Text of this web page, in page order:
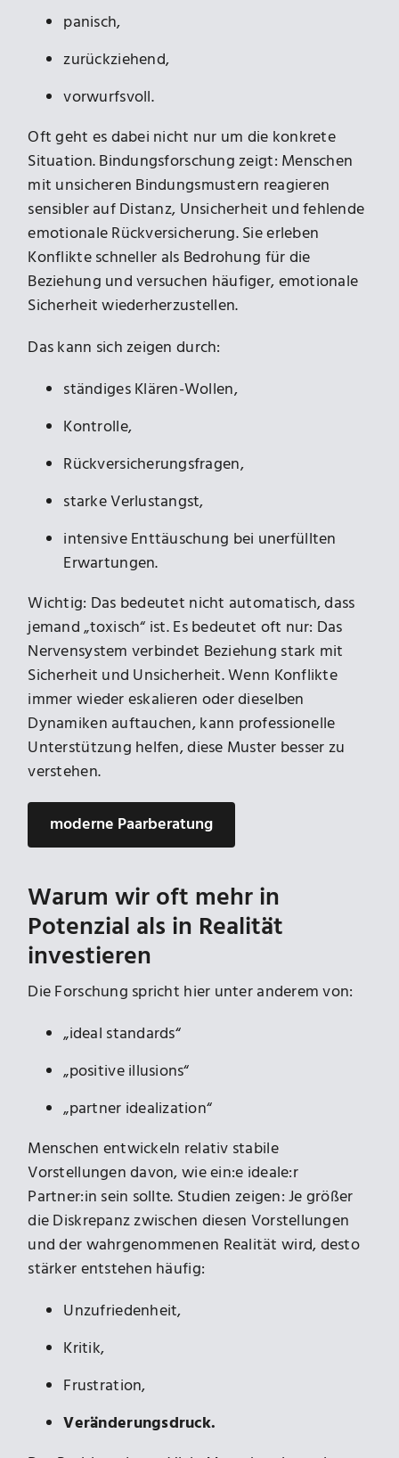
panisch,
zurückziehend,
vorwurfsvoll.
Oft geht es dabei nicht nur um die konkrete
Situation. Bindungsforschung zeigt: Menschen
mit unsicheren Bindungsmustern reagieren
sensibler auf Distanz, Unsicherheit und fehlende
emotionale Rückversicherung. Sie erleben
Konflikte schneller als Bedrohung für die
Beziehung und versuchen häufiger, emotionale
Sicherheit wiederherzustellen.
Das kann sich zeigen durch:
ständiges Klären-Wollen,
Kontrolle,
Rückversicherungsfragen,
starke Verlustangst,
intensive Enttäuschung bei unerfüllten
Erwartungen.
Wichtig: Das bedeutet nicht automatisch, dass
jemand „toxisch“ ist. Es bedeutet oft nur: Das
Nervensystem verbindet Beziehung stark mit
Sicherheit und Unsicherheit. Wenn Konflikte
immer wieder eskalieren oder dieselben
Dynamiken auftauchen, kann professionelle
Unterstützung helfen, diese Muster besser zu
verstehen.
moderne Paarberatung
Warum wir oft mehr in
Potenzial als in Realität
investieren
Die Forschung spricht hier unter anderem von:
„ideal standards“
„positive illusions“
„partner idealization“
Menschen entwickeln relativ stabile
Vorstellungen davon, wie ein:e ideale:r
Partner:in sein sollte. Studien zeigen: Je größer
die Diskrepanz zwischen diesen Vorstellungen
und der wahrgenommenen Realität wird, desto
stärker entstehen häufig:
Unzufriedenheit,
Kritik,
Frustration,
Veränderungsdruck.